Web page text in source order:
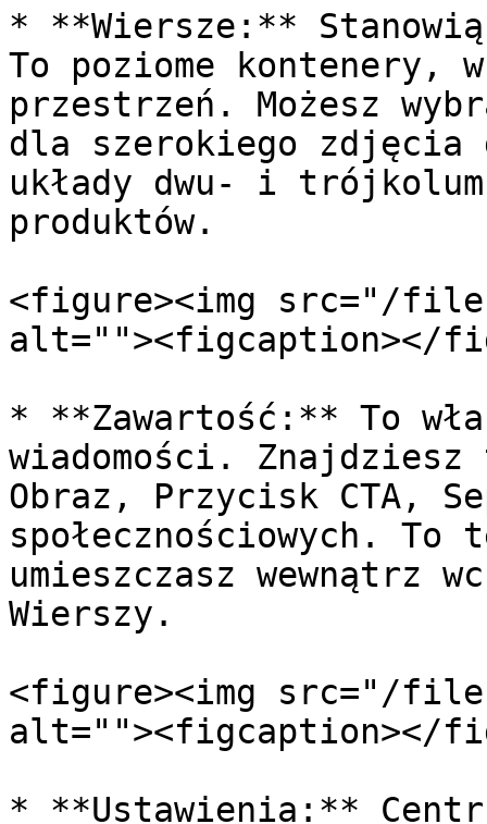
* **Wiersze:**
To poziome kontenery,
przestrzeń. Możesz
dla szerokiego zdjęcia
układy dwu- i
produktów.
<figure><img src="/files/
alt=""><figcaption></
* **Zawartość:** To
wiadomości.
Obraz, Przycisk CTA,
społecznościowych.
umieszczasz wewnątrz
Wierszy.
<figure><img src="/files/
alt=""><figcaption></
* **Ustawienia:**